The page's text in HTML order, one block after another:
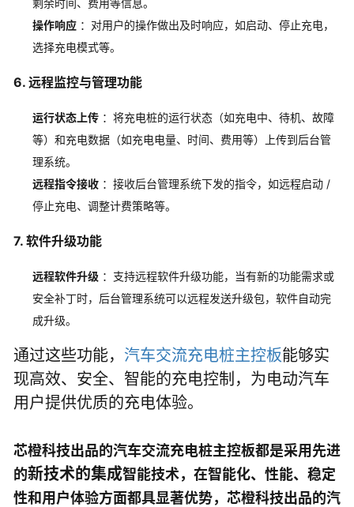
剩余时间、费用等信息。
操作响应 ：对用户的操作做出及时响应，如启动、停止充电，
选择充电模式等。
6. 远程监控与管理功能
运行状态上传 ：将充电桩的运行状态（如充电中、待机、故障
等）和充电数据（如充电电量、时间、费用等）上传到后台管
理系统。
远程指令接收 ：接收后台管理系统下发的指令，如远程启动 /
停止充电、调整计费策略等。
7. 软件升级功能
远程软件升级 ：支持远程软件升级功能，当有新的功能需求或
安全补丁时，后台管理系统可以远程发送升级包，软件自动完
成升级。
通过这些功能， 汽车交流充电桩主控板能够实
现高效、安全、智能的充电控制，为电动汽车
用户提供优质的充电体验。
芯橙科技出品的汽车交流充电桩主控板都是采用 先进
的新技术的集成智能技术，在智能化、性能、稳定
性和用户体验方面都具显著优势， 芯橙科技出品的汽